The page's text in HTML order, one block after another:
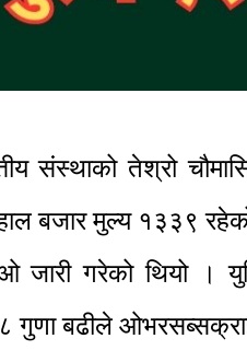
संस्थाको तेश्रो
बजार मुल्य १३३९
गरेको थियो ।
गुणा बढीले